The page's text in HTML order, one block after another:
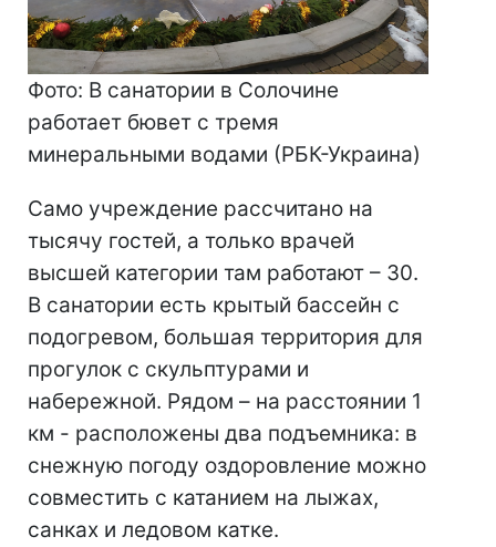
Фото: В санатории в Солочине
работает бювет с тремя
минеральными водами (РБК-Украина)
Само учреждение рассчитано на
тысячу гостей, а только врачей
высшей категории там работают – 30.
В санатории есть крытый бассейн с
подогревом, большая территория для
прогулок с скульптурами и
набережной. Рядом – на расстоянии 1
км - расположены два подъемника: в
снежную погоду оздоровление можно
совместить с катанием на лыжах,
санках и ледовом катке.